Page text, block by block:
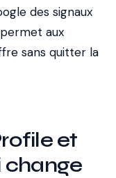
des signaux
aux
sans quitter la
et
change